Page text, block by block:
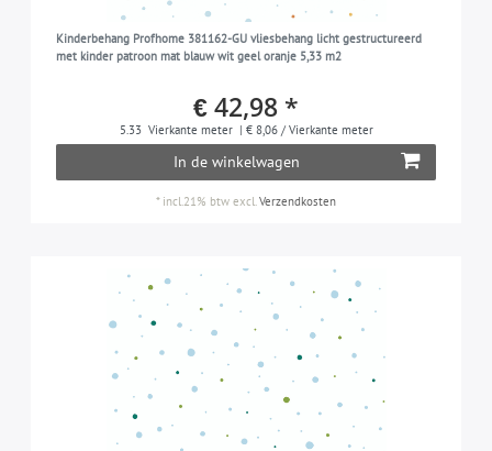
Kinderbehang Profhome 381162-GU vliesbehang licht gestructureerd
met kinder patroon mat blauw wit geel oranje 5,33 m2
€ 42,98 *
5.33 Vierkante meter | € 8,06 / Vierkante meter
In de winkelwagen
* incl.21% btw excl.Verzendkosten